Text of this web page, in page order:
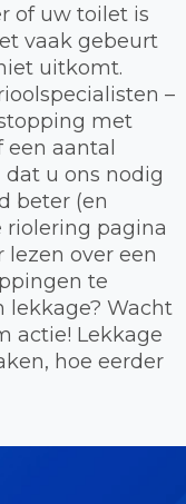
of uw toilet is
vaak gebeurt
uitkomt.
–
met
aantal
u ons nodig
beter (en
riolering pagina
over een
te
lekkage? Wacht
actie! Lekkage
hoe eerder